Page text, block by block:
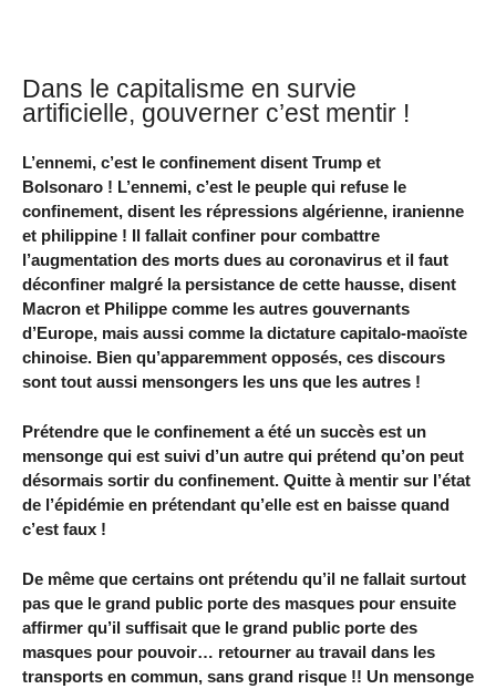
Dans le capitalisme en survie
artificielle, gouverner c’est mentir !
L’ennemi, c’est le confinement disent Trump et
Bolsonaro ! L’ennemi, c’est le peuple qui refuse le
confinement, disent les répressions algérienne, iranienne
et philippine ! Il fallait confiner pour combattre
l’augmentation des morts dues au coronavirus et il faut
déconfiner malgré la persistance de cette hausse, disent
Macron et Philippe comme les autres gouvernants
d’Europe, mais aussi comme la dictature capitalo-maoïste
chinoise. Bien qu’apparemment opposés, ces discours
sont tout aussi mensongers les uns que les autres !
Prétendre que le confinement a été un succès est un
mensonge qui est suivi d’un autre qui prétend qu’on peut
désormais sortir du confinement. Quitte à mentir sur l’état
de l’épidémie en prétendant qu’elle est en baisse quand
c’est faux !
De même que certains ont prétendu qu’il ne fallait surtout
pas que le grand public porte des masques pour ensuite
affirmer qu’il suffisait que le grand public porte des
masques pour pouvoir… retourner au travail dans les
transports en commun, sans grand risque !! Un mensonge